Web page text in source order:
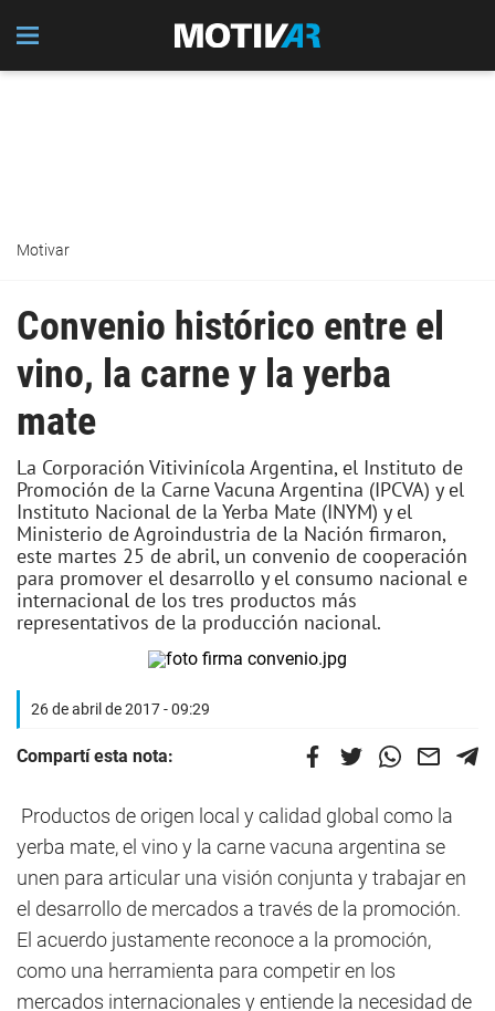
Motivar
Convenio histórico entre el
vino, la carne y la yerba
mate
La Corporación Vitivinícola Argentina, el Instituto de
Promoción de la Carne Vacuna Argentina (IPCVA) y el
Instituto Nacional de la Yerba Mate (INYM) y el
Ministerio de Agroindustria de la Nación firmaron,
este martes 25 de abril, un convenio de cooperación
para promover el desarrollo y el consumo nacional e
internacional de los tres productos más
representativos de la producción nacional.
26 de abril de 2017 - 09:29
Compartí esta nota:
Productos de origen local y calidad global como la
yerba mate, el vino y la carne vacuna argentina se
unen para articular una visión conjunta y trabajar en
el desarrollo de mercados a través de la promoción.
El acuerdo justamente reconoce a la promoción,
como una herramienta para competir en los
mercados internacionales y entiende la necesidad de